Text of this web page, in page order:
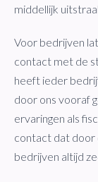
middellijk
Voor bedrijven
contact met de
heeft ieder
door ons vooraf
ervaringen als
contact dat door
bedrijven altijd